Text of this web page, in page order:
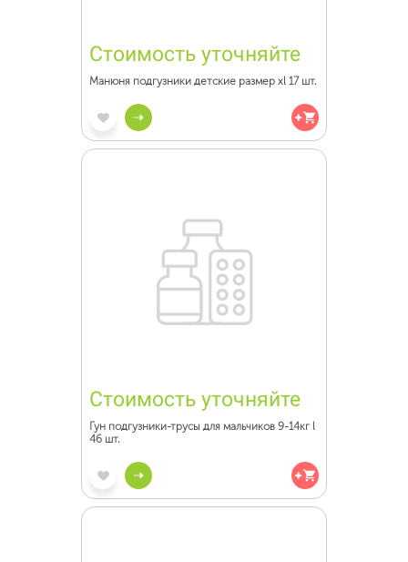
Стоимость уточняйте
Манюня подгузники детские размер xl 17 шт.
Стоимость уточняйте
Гун подгузники-трусы для мальчиков 9-14кг l
46 шт.